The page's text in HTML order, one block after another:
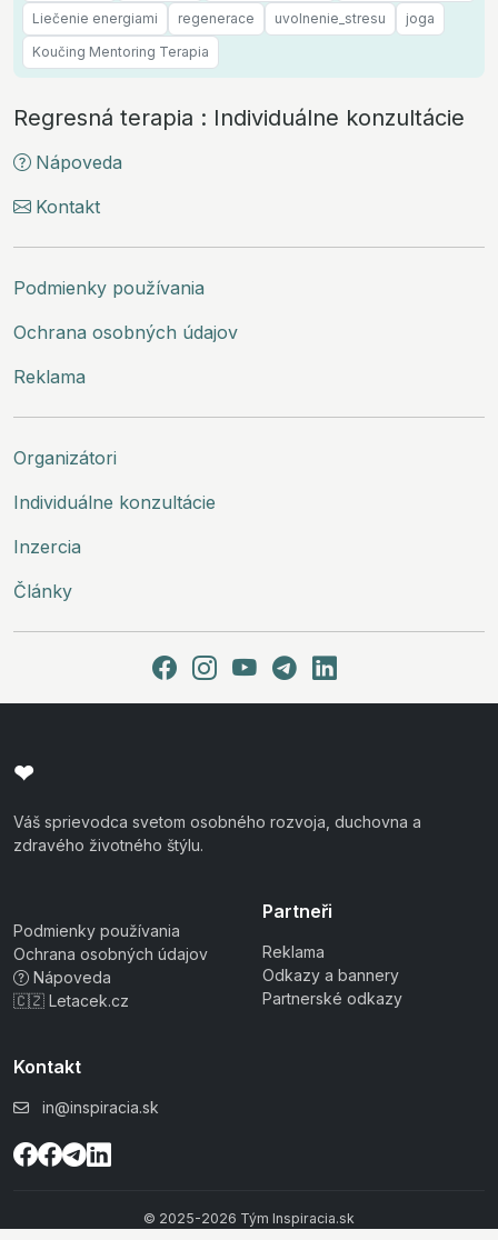
Liečenie energiami
regenerace uvolnenie_stresu
joga
Koučing Mentoring Terapia
Regresná terapia : Individuálne konzultácie
Nápoveda
Kontakt
Podmienky používania
Ochrana osobných údajov
Reklama
Organizátori
Individuálne konzultácie
Inzercia
Články
❤
Váš sprievodca svetom osobného rozvoja, duchovna a
zdravého životného štýlu.
Podmienky používania
Ochrana osobných údajov
Nápoveda
🇨🇿 Letacek.cz
Partneři
Reklama
Odkazy a bannery
Partnerské odkazy
Kontakt
in@inspiracia.sk
© 2025-2026 Tým Inspiracia.sk